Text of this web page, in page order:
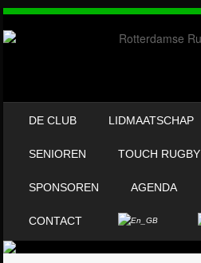
DE CLUB LIDMAATSCHAP
SENIOREN TOUCH RUGBY
SPONSOREN AGENDA
CONTACT